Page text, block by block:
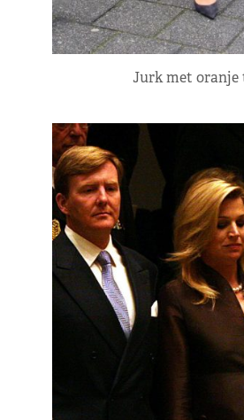
Jurk met oranje